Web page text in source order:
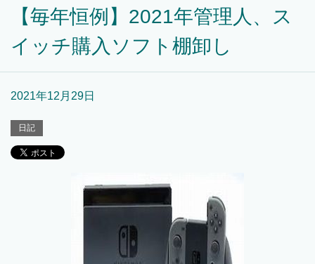
【毎年恒例】2021年管理人、ス
イッチ購入ソフト棚卸し
2021年12月29日
日記